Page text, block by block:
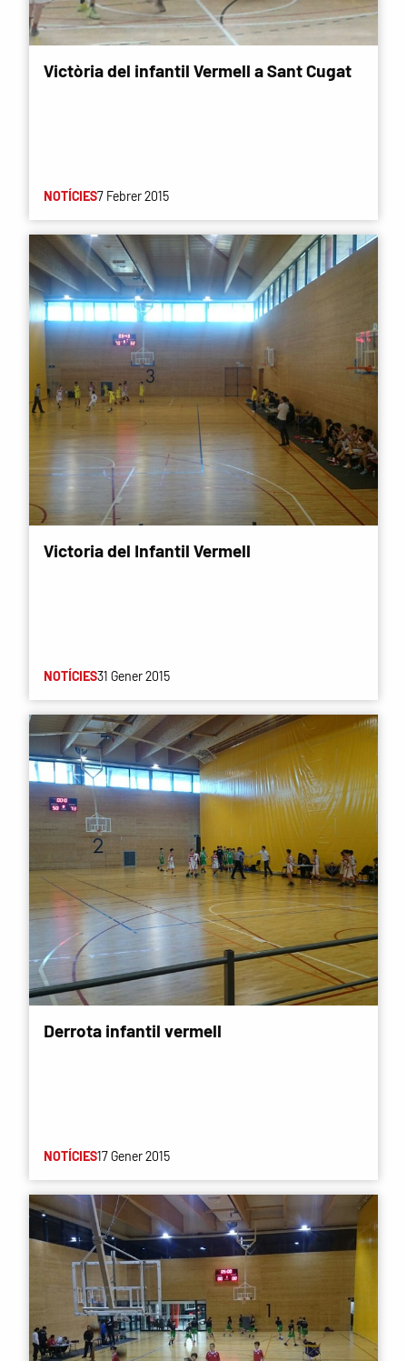
Victòria del infantil Vermell a Sant Cugat
NOTÍCIES7 Febrer 2015
Victoria del Infantil Vermell
NOTÍCIES31 Gener 2015
Derrota infantil vermell
NOTÍCIES17 Gener 2015